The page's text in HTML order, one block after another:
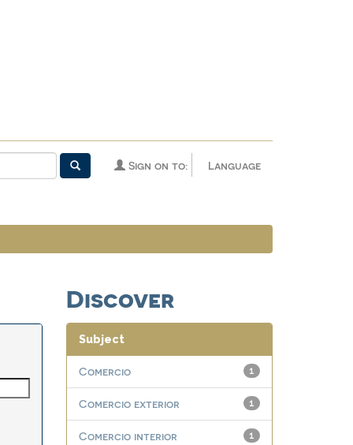
Language
Sign on to:
Discover
Subject
1
Comercio
1
Comercio exterior
1
Comercio interior